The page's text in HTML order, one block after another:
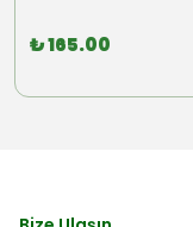
₺ 165.00